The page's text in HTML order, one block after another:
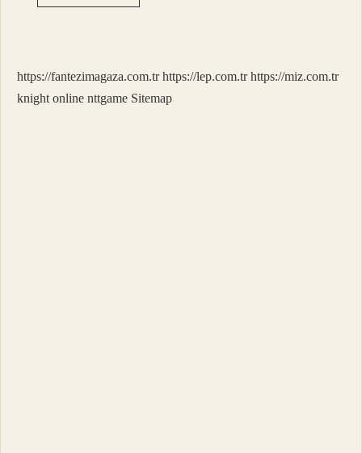
Kaç
https://fantezimagaza.com.tr https://lep.com.tr https://miz.com.tr
knight online nttgame Sitemap